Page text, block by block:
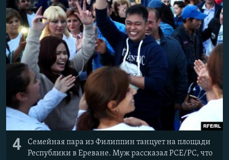
4
Семейная пара из Филиппин танцует на площади
Республики в Ереване. Муж рассказал РСЕ/РС, что